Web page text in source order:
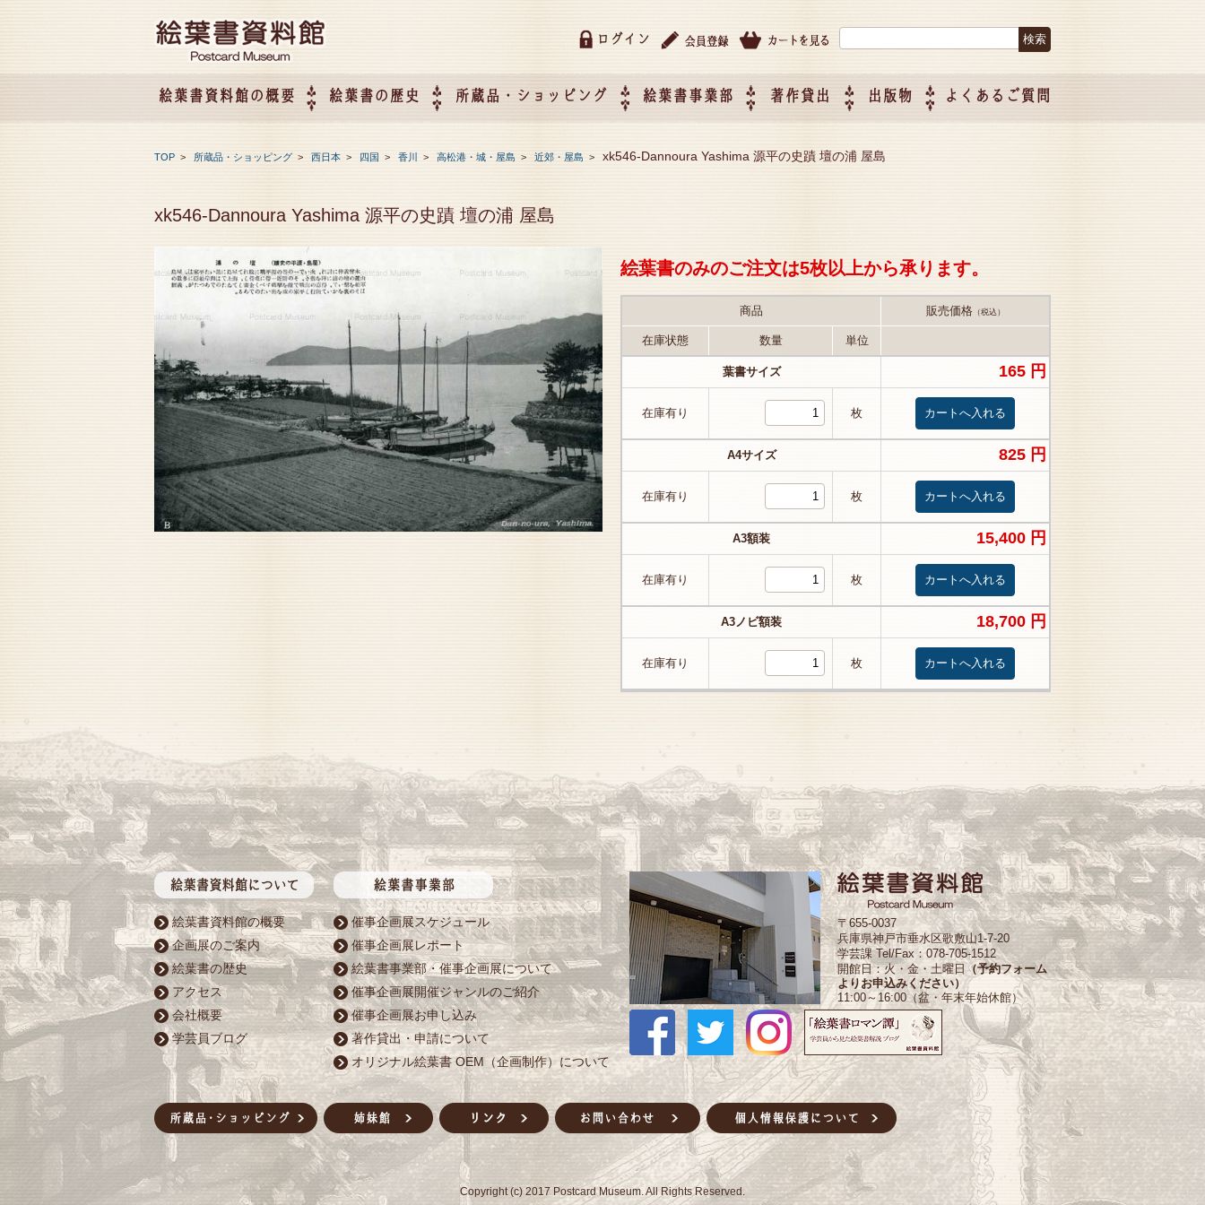
ログイン
絵葉書資料館の概要 絵葉書の歴史 所蔵品・ショッピング 絵葉書事業部
て
作）について
著作貸出 出版物 よくあるご質問
TOP > 所蔵品・ショッピング > 西日本 > 四国 > 香川 > 高松港・城・屋島 >近郊・屋島 > xk546-Dannoura Yashima 源平の史蹟 壇の浦 屋島
xk546-Dannoura Yashima 源平の史蹟 壇の浦 屋島
絵葉書のみのご注文は5枚以上から承ります。
商品 販売価格（税込）
在庫状態 数量 単位
葉書サイズ 165 円
在庫有り 枚
A4サイズ 825 円
在庫有り 枚
A3額装 15,400 円
在庫有り 枚
A3ノビ額装 18,700 円
在庫有り 枚
絵葉書資料館の概要
企画展のご案内
絵葉書の歴史
アクセス
会社概要
学芸員ブログ
催事企画展スケジュール
催事企画展レポート
絵葉書事業部・催事企画展について
催事企画展開催ジャンルのご紹介
催事企画展お申し込み
著作貸出・申請について
オリジナル絵葉書 OEM（企画制作）について
〒655-0037
兵庫県神戸市垂水区歌敷山1-7-20
学芸課 Tel/Fax：078-705-1512
開館日：火・金・土曜日 （予約フォーム
よりお申込みください）
11:00～16:00（盆・年末年始休館）
Copyright (c) 2017 Postcard Museum. All Rights Reserved.